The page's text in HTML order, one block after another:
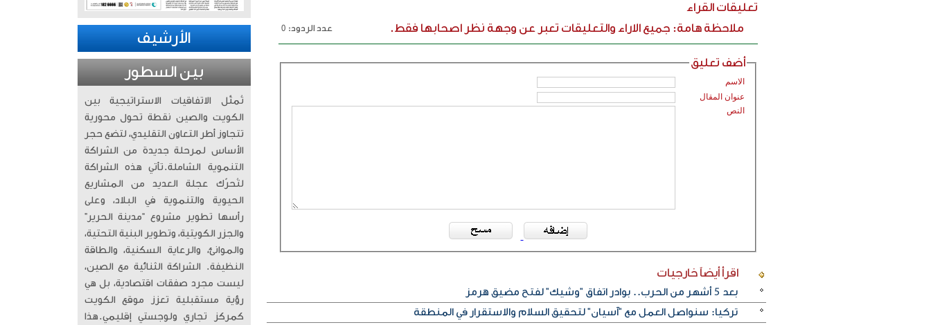
تعليقات القراء
ملاحظة هامة: جميع الاراء والتعليقات تعبر عن وجهة نظر اصحابها فقط.
عدد الردود: 0
أضف تعليق
الاسم
عنوان المقال
النص
اقرأ أيضاًخارجيات
بعد 5 أشهر من الحرب.. بوادر اتفاق "وشيك" لفتح مضيق هرمز
تركيا: سنواصل العمل مع "آسيان" لتحقيق السلام والاستقرار في المنطقة
الأرشيف
بين السطور
تُمثّل الاتفاقيات الاستراتيجية بين
الكويت والصين نقطة تحول محورية
تتجاوز أطر التعاون التقليدي، لتضع حجر
الأساس لمرحلة جديدة من الشراكة
التنموية الشاملة. ​تأتي هذه الشراكة
لتُحرّك عجلة العديد من المشاريع
الحيوية والتنموية في البلاد، وعلى
رأسها تطوير مشروع “مدينة الحرير”
والجزر الكويتية، وتطوير البنية التحتية،
والموانئ، والرعاية السكنية، والطاقة
النظيفة. الشراكة الثنائية مع الصين،
ليست مجرد صفقات اقتصادية، بل هي
رؤية مستقبلية تعزز موقع الكويت
كمركز تجاري ولوجستي إقليمي. ​هذا